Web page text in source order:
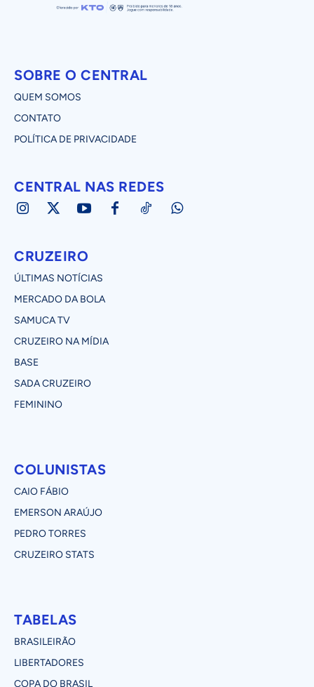
SOBRE O CENTRAL
QUEM SOMOS
CONTATO
POLÍTICA DE PRIVACIDADE
CENTRAL NAS REDES
CRUZEIRO
ÚLTIMAS NOTÍCIAS
MERCADO DA BOLA
SAMUCA TV
CRUZEIRO NA MÍDIA
BASE
SADA CRUZEIRO
FEMININO
COLUNISTAS
CAIO FÁBIO
EMERSON ARAÚJO
PEDRO TORRES
CRUZEIRO STATS
TABELAS
BRASILEIRÃO
LIBERTADORES
COPA DO BRASIL